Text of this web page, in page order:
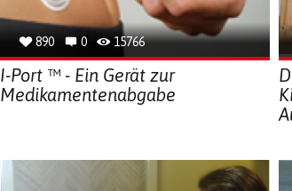
890 0 15766
I-Port ™ - Ein Gerät zur
Medikamentenabgabe